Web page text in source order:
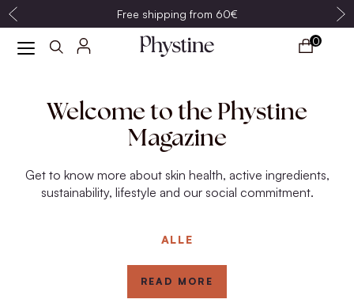
Free shipping from 60€
0
Welcome to the Phystine
Magazine
Get to know more about skin health, active ingredients,
sustainability, lifestyle and our social commitment.
ALLE
READ MORE